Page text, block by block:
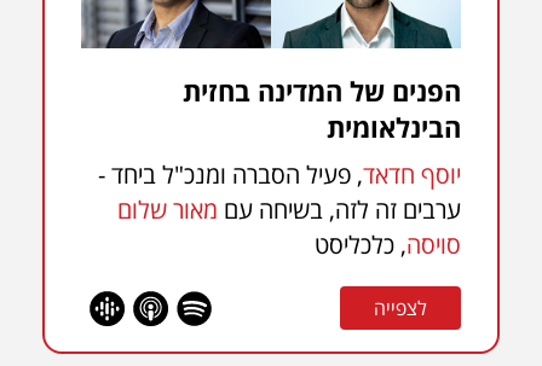
הפנים של המדינה בחזית
הבינלאומית
יוסף חדאד, פעיל הסברה ומנכ"ל ביחד -
ערבים זה לזה, בשיחה עם מאור שלום
סויסה, כלכליסט
לצפייה